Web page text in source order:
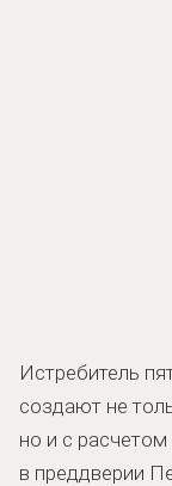
Истребитель
создают не
но и с
в преддверии